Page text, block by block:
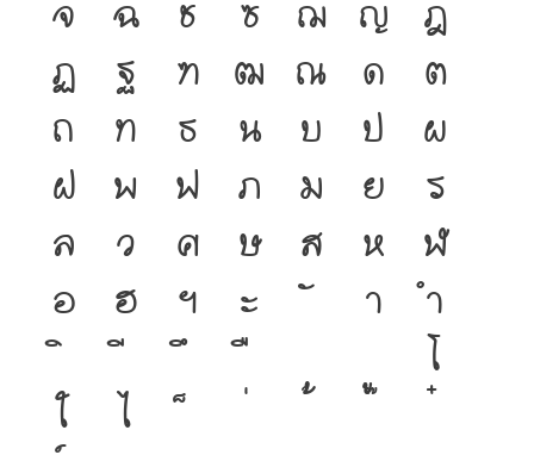
จ
ฉ ช ซ ฌ ญ
ฎ
ฏ
ฐ ฑ ฒ ณ ด
ต
ถ
ท ธ น บ ป
ผ
ฝ
พ ฟ ภ ม ย
ร
ล
ว ศ ษ ส ห
ฬ
อ
ฮ ฯ ะ า
ำ
โ
ใ
ไ